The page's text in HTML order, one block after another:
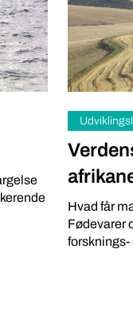
Hvad får
Fødevarer
forsknings-
Fødevarer
Kølln